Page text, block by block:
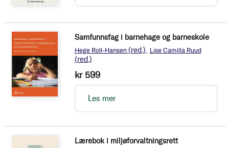
Samfunnsfag i barnehage og barneskole
Hege Roll-Hansen (red.) Lise Camilla Ruud
(red.)
kr 599
Les mer
Lærebok i miljøforvaltningsrett